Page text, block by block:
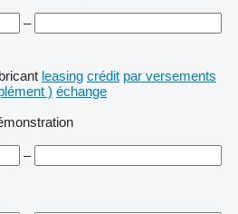
–
leasing crédit par versements
) échange
–